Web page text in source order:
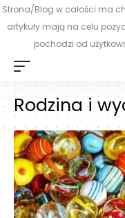
Strona/Blog w całości ma
artykuły mają na celu
pochodzi od
Rodzina i